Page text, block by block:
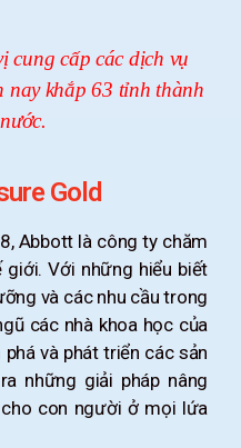
cung cấp các dịch vụ
nay khắp 63 tỉnh thành
.
Gold
Abbott là công ty chăm
Với những hiểu biết
và các nhu cầu trong
các nhà khoa học của
và phát triển các sản
những giải pháp nâng
con người ở mọi lứa